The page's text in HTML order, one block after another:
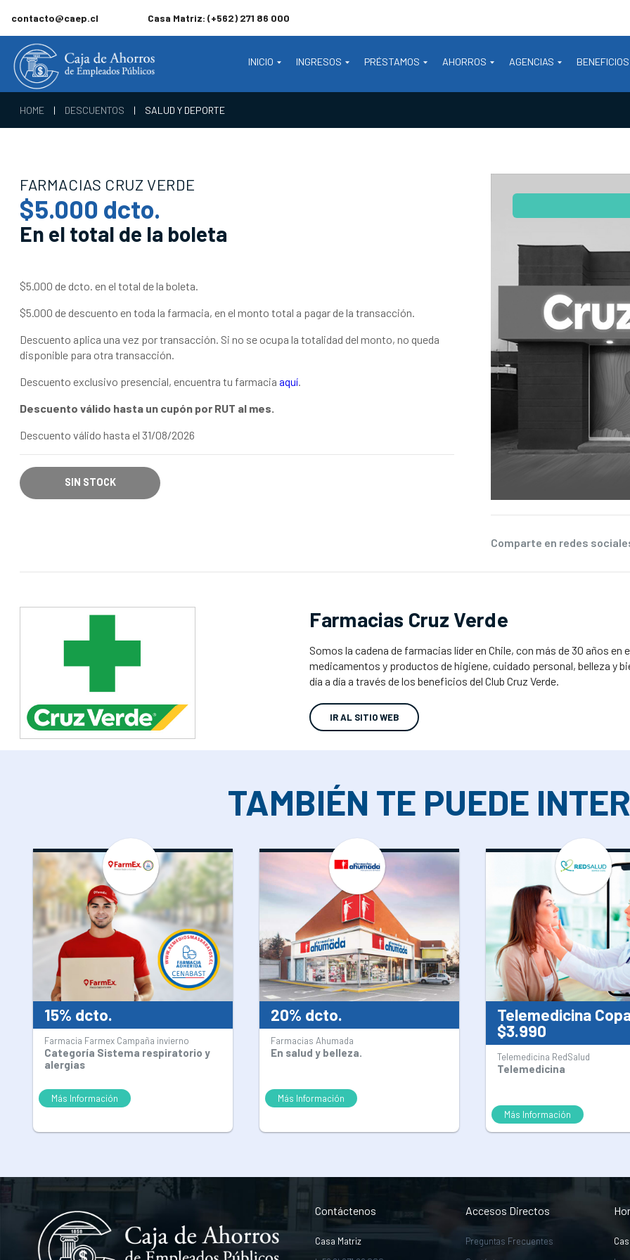
contacto@caep.cl Casa Matriz: (+562) 271 86 000
INICIO INGRESOS PRÉSTAMOS AHORROS AGENCIAS BENEFICIOS
HOME | DESCUENTOS | SALUD Y DEPORTE
FARMACIAS CRUZ VERDE
$5.000 dcto.
En el total de la boleta
$5.000 de dcto. en el total de la boleta.
$5.000 de descuento en toda la farmacia, en el monto total a pagar de la transacción.
Descuento aplica una vez por transacción. Si no se ocupa la totalidad del monto, no queda
disponible para otra transacción.
Descuento exclusivo presencial, encuentra tu farmacia aquí.
Descuento válido hasta un cupón por RUT al mes.
Descuento válido hasta el 31/08/2026
SIN STOCK
Comparte en redes
Farmacias Cruz Verde
Somos la cadena de farmacias líder en Chile, con más de 30 años
medicamentos y productos de higiene, cuidado personal, belleza y
día a día a través de los beneficios del Club Cruz Verde.
IR AL SITIO WEB
TAMBIÉN TE PUEDE
15% dcto.
Farmacia Farmex Campaña invierno
Categoría Sistema respiratorio y
alergias
Más Información
20% dcto.
Farmacias Ahumada
En salud y belleza.
Más Información
Telemedicina
$3.990
Telemedicina RedSalud
Telemedicina
Más Información
Contáctenos
Casa Matriz
Accesos Directos
Preguntas Frecuentes